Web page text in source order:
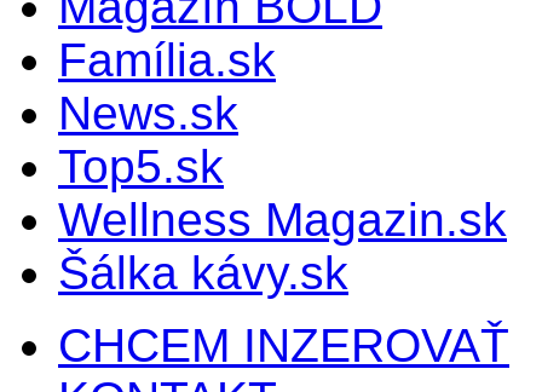
Família.sk
News.sk
Top5.sk
Wellness Magazin.sk
Šálka kávy.sk
CHCEM INZEROVAŤ